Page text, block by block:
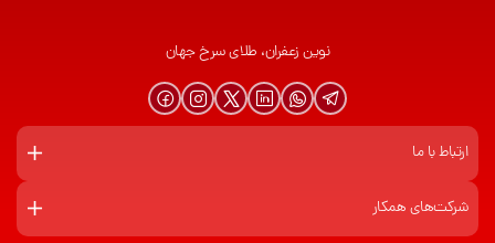
نوین زعفران، طلای سرخ جهان
ارتباط با ما
شرکت‌های همکار